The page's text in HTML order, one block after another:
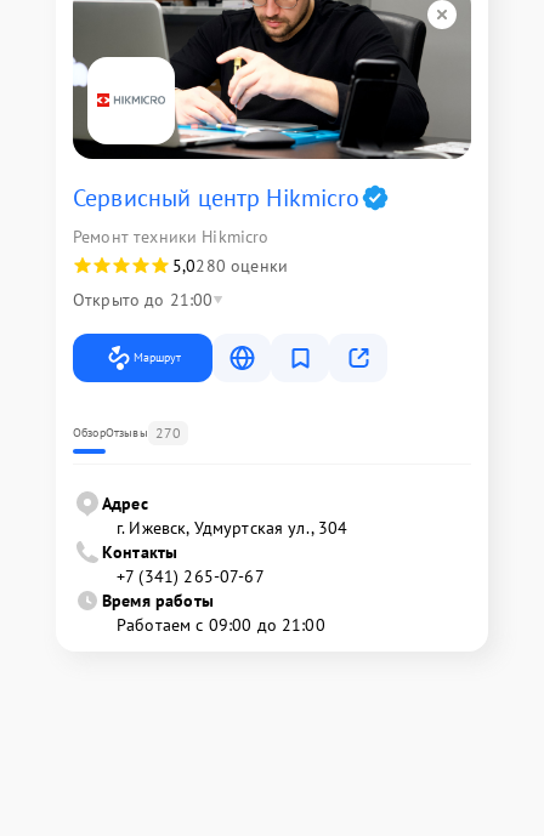
Сервисный центр Hikmicro
Ремонт техники Hikmicro
5,0280 оценки
Открыто до 21:00
Маршрут
ОбзорОтзывы 270
Адрес
г. Ижевск, Удмуртская ул., 304
Контакты
+7 (341) 265-07-67
Время работы
Работаем с 09:00 до 21:00